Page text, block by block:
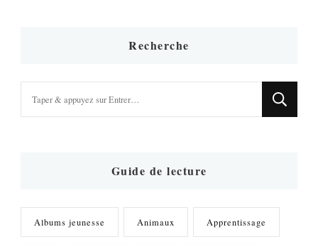
Recherche
Guide de lecture
Albums jeunesse Animaux Apprentissage